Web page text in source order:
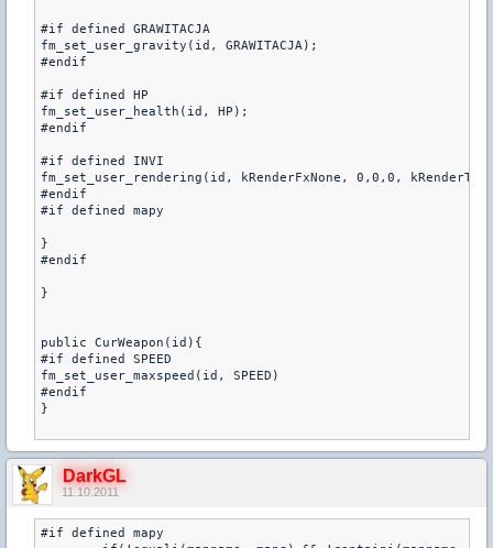
#if defined GRAWITACJA
fm_set_user_gravity(id, GRAWITACJA);
#endif
#if defined HP
fm_set_user_health(id, HP);
#endif
#if defined INVI
fm_set_user_rendering(id, kRenderFxNone, 0,0,0,
#endif
#if defined mapy
}
#endif
}
public CurWeapon(id){
#if defined SPEED
fm_set_user_maxspeed(id, SPEED)
#endif
}
DarkGL
11.10.2011
#if defined mapy